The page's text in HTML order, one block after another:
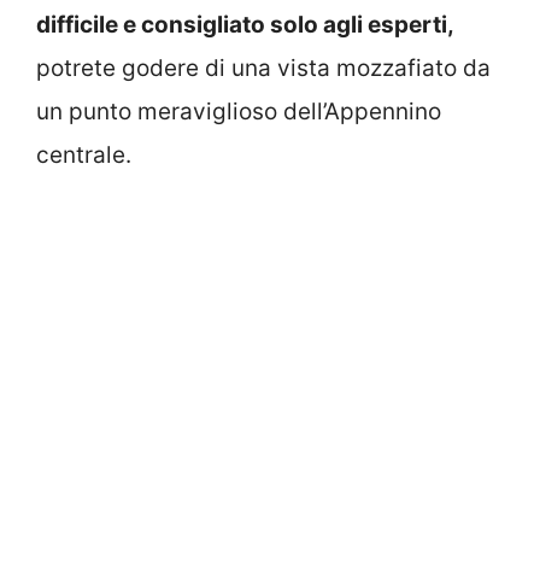
difficile e consigliato solo agli esperti,
potrete godere di una vista mozzafiato da
un punto meraviglioso dell’Appennino
centrale.